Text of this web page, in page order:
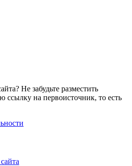
Не забудьте разместить
ссылку на первоисточник, то есть